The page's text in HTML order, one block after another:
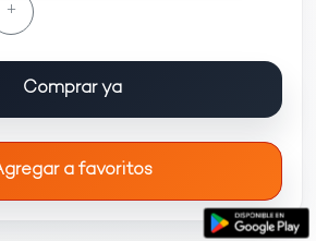
+
Comprar ya
a favoritos